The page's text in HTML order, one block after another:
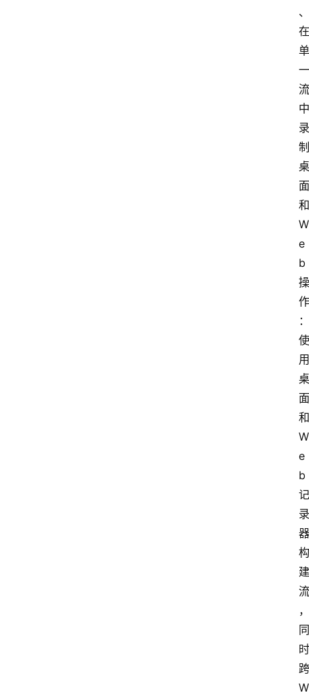
、
在
单
一
流
中
录
制
桌
面
和
W
e
b
操
作
：
使
用
桌
面
和
W
e
b
记
录
器
构
建
流
，
同
时
跨
W